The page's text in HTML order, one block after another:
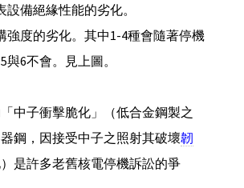
備絕緣性能的劣化。
強度的劣化。其中1-4種會隨著停機
6不會。見上圖。
中子衝擊脆化」（低合金鋼製之
鋼，因接受中子之照射其破壞韌
是許多老舊核電停機訴訟的爭